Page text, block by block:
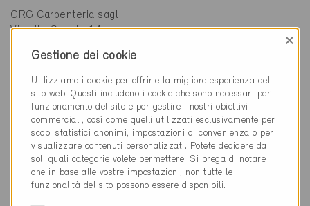
GRG Carpenteria sagl
Via alle Scuole 14
091 752 25 38
info@grgcarpenteria.ch
www.grgcarpenteria.ch
Gestione dei cookie
×
Utilizziamo i cookie per offrirle la migliore esperienza del
sito web. Questi includono i cookie che sono necessari per il
funzionamento del sito e per gestire i nostri obiettivi
commerciali, così come quelli utilizzati esclusivamente per
scopi statistici anonimi, impostazioni di convenienza o per
visualizzare contenuti personalizzati. Potete decidere da
soli quali categorie volete permettere. Si prega di notare
che in base alle vostre impostazioni, non tutte le
funzionalità del sito possono essere disponibili.